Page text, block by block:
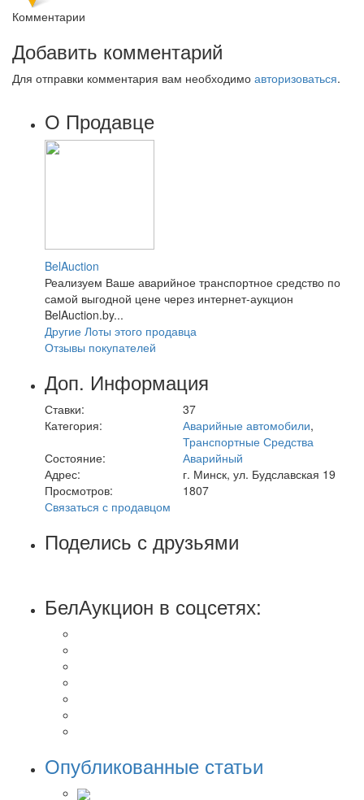
Комментарии
Добавить комментарий
Для отправки комментария вам необходимо авторизоваться.
О Продавце
BelAuction
Реализуем Ваше аварийное транспортное средство по
самой выгодной цене через интернет-аукцион
BelAuction.by...
Другие Лоты этого продавца
Отзывы покупателей
Доп. Информация
Ставки:
37
Категория:
Аварийные автомобили,
Транспортные Средства
Состояние:
Аварийный
Адрес:
г. Минск, ул. Будславская 19
Просмотров:
1807
Связаться с продавцом
Поделись с друзьями
БелАукцион в соцсетях:
Опубликованные статьи